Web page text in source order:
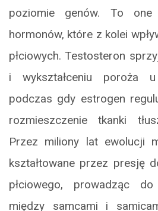
poziomie genów. To one
hormonów, które z kolei
płciowych. Testosteron
i wykształceniu poroża
podczas gdy estrogen
rozmieszczenie tkanki
Przez miliony lat ewolucji
kształtowane przez presję
płciowego, prowadząc
między samcami i